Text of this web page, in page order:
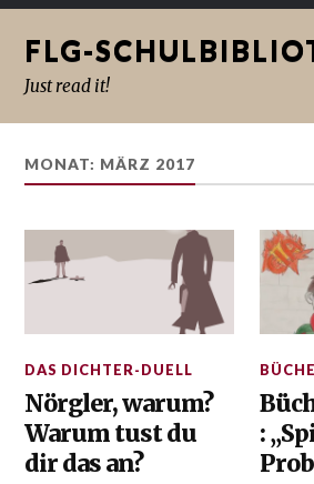
FLG-
Just read it!
MONAT: MÄRZ 2017
DAS DICHTER-DUELL
Nörgler, warum?
Warum tust du
dir das an?
: